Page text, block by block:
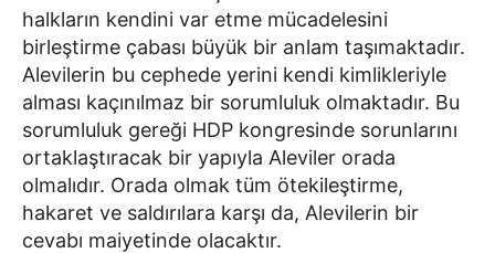
halkların kendini var etme mücadelesini
birleştirme çabası büyük bir anlam taşımaktadır.
Alevilerin bu cephede yerini kendi kimlikleriyle
alması kaçınılmaz bir sorumluluk olmaktadır. Bu
sorumluluk gereği HDP kongresinde sorunlarını
ortaklaştıracak bir yapıyla Aleviler orada
olmalıdır. Orada olmak tüm ötekileştirme,
hakaret ve saldırılara karşı da, Alevilerin bir
cevabı maiyetinde olacaktır.